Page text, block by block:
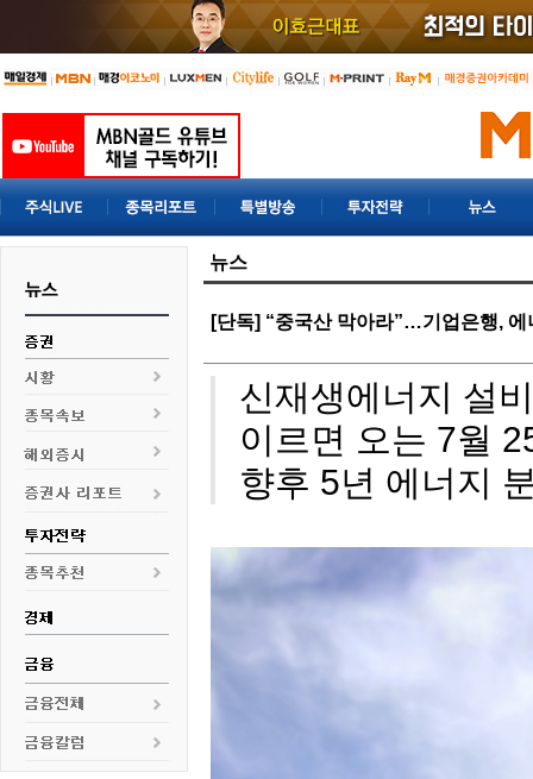
뉴스
[단독] “중국산 막아라”…기업은행,
신재생에너지 설
이르면 오는 7월
향후 5년 에너지